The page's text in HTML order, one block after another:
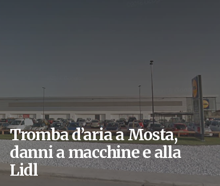
Tromba d’aria a Mosta,
danni a macchine e alla
Lidl